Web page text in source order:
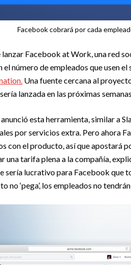
Facebook cobrará por cada
Facebook at Work, una red
el número de empleados que usen
Una fuente cercana al
lanzada en las próximas
esta herramienta, similar a
por servicios extra. Pero ahora
con el producto, así que apostará
una tarifa plena a la compañía,
sería lucrativo para Facebook que
no ‘pega’, los empleados no